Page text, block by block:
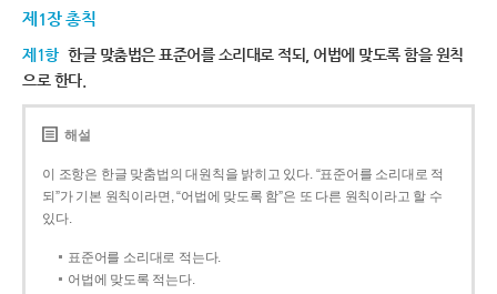
제1장 총칙
제1항 한글 맞춤법은 표준어를 소리대로 적되, 어법에 맞도록 함을 원칙
으로 한다.
해설
이 조항은 한글 맞춤법의 대원칙을 밝히고 있다. “표준어를 소리대로 적
되”가 기본 원칙이라면, “어법에 맞도록 함”은 또 다른 원칙이라고 할 수
있다.
표준어를 소리대로 적는다.
어법에 맞도록 적는다.